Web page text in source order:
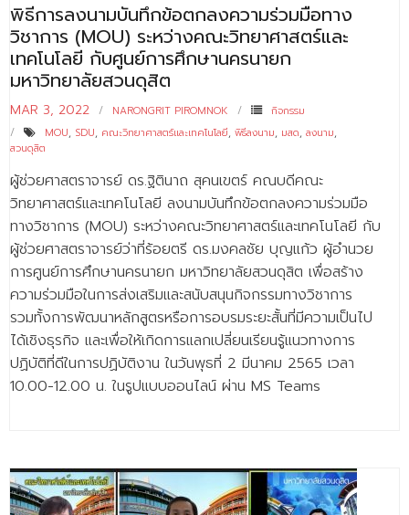
พิธีการลงนามบันทึกข้อตกลงความร่วมมือทาง
วิชาการ (MOU) ระหว่างคณะวิทยาศาสตร์และ
เทคโนโลยี กับศูนย์การศึกษานครนายก
มหาวิทยาลัยสวนดุสิต
MAR 3, 2022 NARONGRIT PIROMNOK
กิจกรรม
MOU, SDU, คณะวิทยาศาสตร์และเทคโนโลยี, พิธีลงนาม, มสด, ลงนาม,
สวนดุสิต
ผู้ช่วยศาสตราจารย์ ดร.ฐิตินาถ สุคนเขตร์ คณบดีคณะ
วิทยาศาสตร์และเทคโนโลยี ลงนามบันทึกข้อตกลงความร่วมมือ
ทางวิชาการ (MOU) ระหว่างคณะวิทยาศาสตร์และเทคโนโลยี กับ
ผู้ช่วยศาสตราจารย์ว่าที่ร้อยตรี ดร.มงคลชัย บุญแก้ว ผู้อำนวย
การศูนย์การศึกษานครนายก มหาวิทยาลัยสวนดุสิต เพื่อสร้าง
ความร่วมมือในการส่งเสริมและสนับสนุนกิจกรรมทางวิชาการ
รวมทั้งการพัฒนาหลักสูตรหรือการอบรมระยะสั้นที่มีความเป็นไป
ได้เชิงธุรกิจ และเพื่อให้เกิดการแลกเปลี่ยนเรียนรู้แนวทางการ
ปฏิบัติที่ดีในการปฏิบัติงาน ในวันพุธที่ 2 มีนาคม 2565 เวลา
10.00-12.00 น. ในรูปแบบออนไลน์ ผ่าน MS Teams